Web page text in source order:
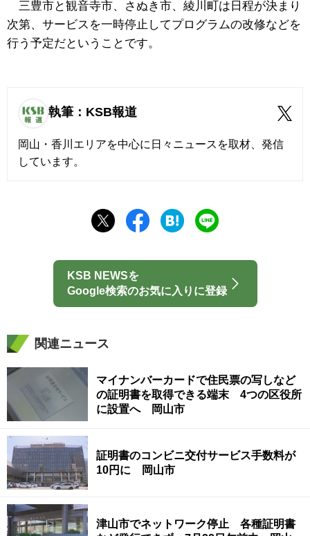
三豊市と観音寺市、さぬき市、綾川町は日程が決まり
次第、サービスを一時停止してプログラムの改修などを
行う予定だということです。
執筆：KSB報道
岡山・香川エリアを中心に日々ニュースを取材、発信
しています。
KSB NEWSを
Google検索のお気に入りに登録
関連ニュース
マイナンバーカードで住民票の写しなど
の証明書を取得できる端末 4つの区役所
に設置へ 岡山市
証明書のコンビニ交付サービス手数料が
10円に 岡山市
津山市でネットワーク停止 各種証明書